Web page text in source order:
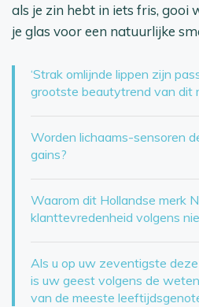
als je zin hebt in iets fris, gooi
je glas voor een natuurlijke
‘Strak omlijnde lippen zijn
grootste beautytrend van dit
Worden lichaams-sensoren
gains?
Waarom dit Hollandse merk
klanttevredenheid volgens
Als u op uw zeventigste
is uw geest volgens de
van de meeste